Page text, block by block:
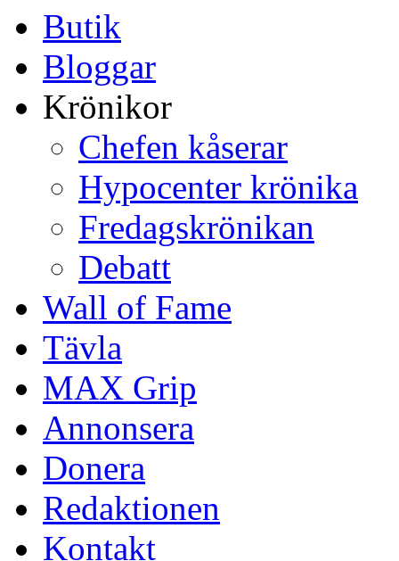
Butik
Bloggar
Krönikor
Chefen kåserar
Hypocenter krönika
Fredagskrönikan
Debatt
Wall of Fame
Tävla
MAX Grip
Annonsera
Donera
Redaktionen
Kontakt